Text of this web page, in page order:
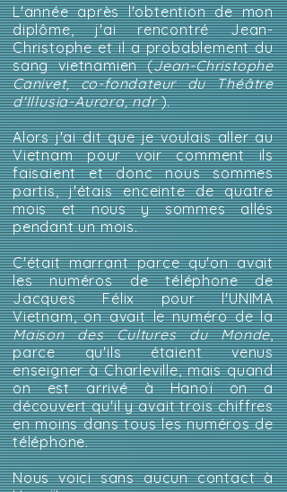
L'année après l'obtention de mon
diplôme, j'ai rencontré Jean-
Christophe et il a probablement du
sang vietnamien (Jean-Christophe
Canivet, co-fondateur du Théâtre
d'Illusia-Aurora, ndr).
Alors j'ai dit que je voulais aller au
Vietnam pour voir comment ils
faisaient et donc nous sommes
partis, j'étais enceinte de quatre
mois et nous y sommes allés
pendant un mois.
C'était marrant parce qu'on avait
les numéros de téléphone de
Jacques Félix pour l'UNIMA
Vietnam, on avait le numéro de la
Maison des Cultures du Monde,
parce qu'ils étaient venus
enseigner à Charleville, mais quand
on est arrivé à Hanoï on a
découvert qu'il y avait trois chiffres
en moins dans tous les numéros de
téléphone.
Nous voici sans aucun contact à